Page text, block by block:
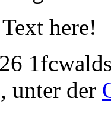
here!
unter der